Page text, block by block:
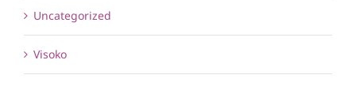
Uncategorized
Visoko